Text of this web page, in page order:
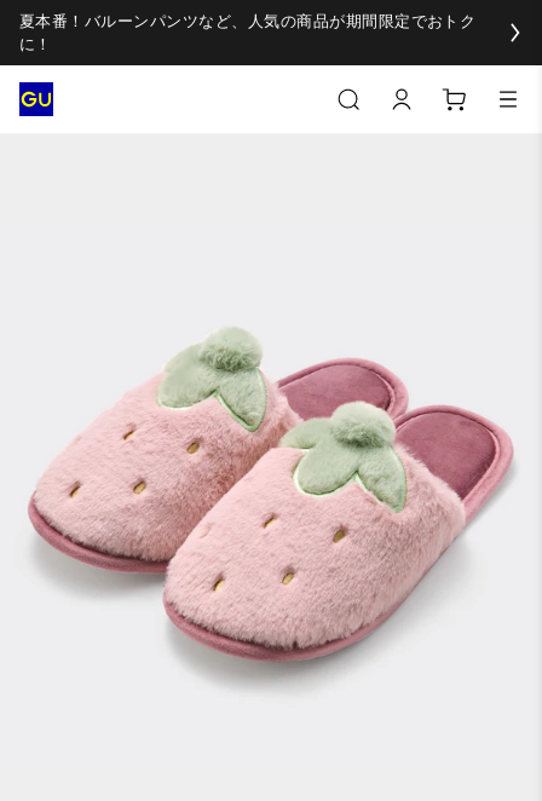
夏本番！バルーンパンツなど、人気の商品が期間限定でおトク
に！